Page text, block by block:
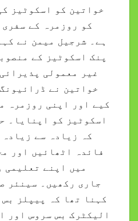
خواتین کو اسکوٹیز
کو روزمرہ کے سفری
ہے۔ شرجیل میمن نے
پنک اسکوٹیز کے
غیر معمولی
خواتین نے
کیے اور اپنی روزمرہ
اسکوٹیز کو اپنایا۔
کہ زیادہ سے
فائدہ اٹھائیں اور
میں اپنے تعلیمی
جاری رکھیں۔ سینئر
کہنا تھا کہ پیپلز
الیکٹرک بس سروس اور